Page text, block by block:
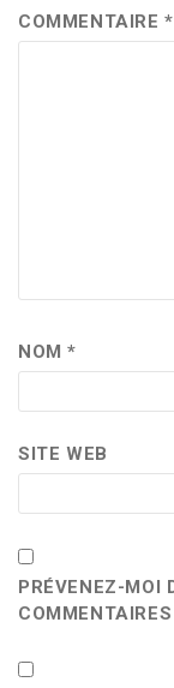
COMMENTAIRE*
NOM*
SITE WEB
PRÉVENEZ-MOI